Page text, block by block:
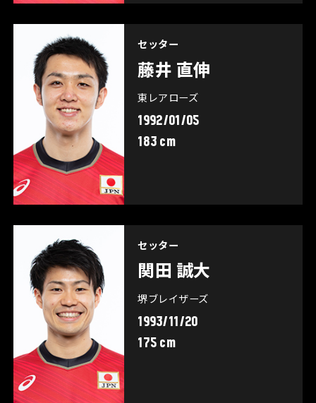
セッター
藤井 直伸
東レアローズ
1992/01/05
183 cm
セッター
関田 誠大
堺ブレイザーズ
1993/11/20
175 cm